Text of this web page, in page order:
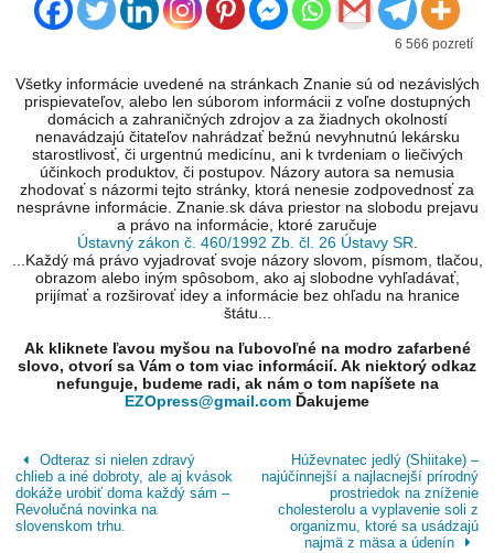
6 566 pozretí
Všetky informácie uvedené na stránkach Znanie sú od nezávislých
prispievateľov, alebo len súborom informácii z voľne dostupných
domácich a zahraničných zdrojov a za žiadnych okolností
nenavádzajú čitateľov nahrádzať bežnú nevyhnutnú lekársku
starostlivosť, či urgentnú medicínu, ani k tvrdeniam o liečivých
účinkoch produktov, či postupov. Názory autora sa nemusia
zhodovať s názormi tejto stránky, ktorá nenesie zodpovednosť za
nesprávne informácie. Znanie.sk dáva priestor na slobodu prejavu
a právo na informácie, ktoré zaručuje
Ústavný zákon č. 460/1992 Zb. čl. 26 Ústavy SR
...Každý má právo vyjadrovať svoje názory slovom, písmom, tlačou,
obrazom alebo iným spôsobom, ako aj slobodne vyhľadávať,
prijímať a rozširovať idey a informácie bez ohľadu na hranice
štátu...
Ak kliknete ľavou myšou na ľubovoľné na modro zafarbené
slovo, otvorí sa Vám o tom viac informácií. Ak niektorý odkaz
nefunguje, budeme radi, ak nám o tom napíšete na
EZOpress@gmail.com Ďakujeme
Odteraz si nielen zdravý
chlieb a iné dobroty, ale aj kvások
dokáže urobiť doma každý sám –
Revolučná novinka na
slovenskom trhu.
Húževnatec jedlý (Shiitake) –
najúčinnejší a najlacnejší prírodný
prostriedok na zníženie
cholesterolu a vyplavenie soli z
organizmu, ktoré sa usádzajú
najmä z mäsa a údenín